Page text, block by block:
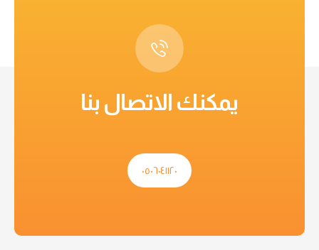
يمكنك الاتصال بنا
٠٥٠٦٠٤١١٢٠